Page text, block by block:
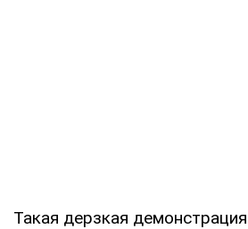
Такая дерзкая